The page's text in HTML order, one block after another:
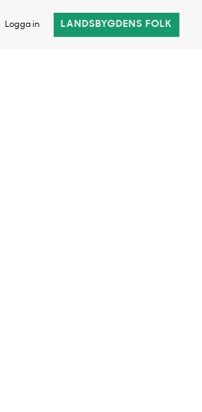
Logga in LANDSBYGDENS FOLK